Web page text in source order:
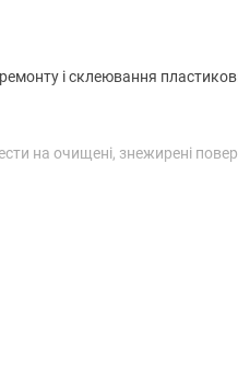
і склеювання
на очищені, знежирені